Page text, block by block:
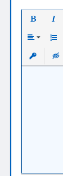
Вставить